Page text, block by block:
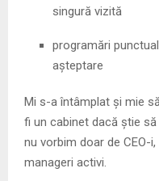
singură vizită
programări
așteptare
Mi s-a întâmplat și mie
fi un cabinet dacă știe
nu vorbim doar de CEO-
manageri activi.